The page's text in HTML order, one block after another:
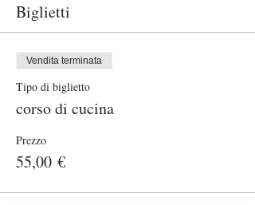
Biglietti
Vendita terminata
Tipo di biglietto
corso di cucina
Prezzo
55,00 €